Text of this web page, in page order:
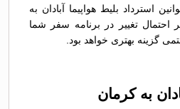
استرداد بلیط هواپیما آبادان به
احتمال تغییر در برنامه سفر شما
گزینه بهتری خواهد بود.
به کرمان